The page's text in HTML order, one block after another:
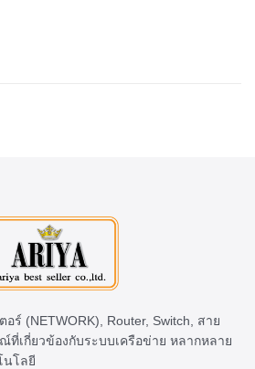
ร์ (NETWORK), Router, Switch, สาย
ที่เกี่ยวข้องกับระบบเครือข่าย หลากหลาย
นโลยี